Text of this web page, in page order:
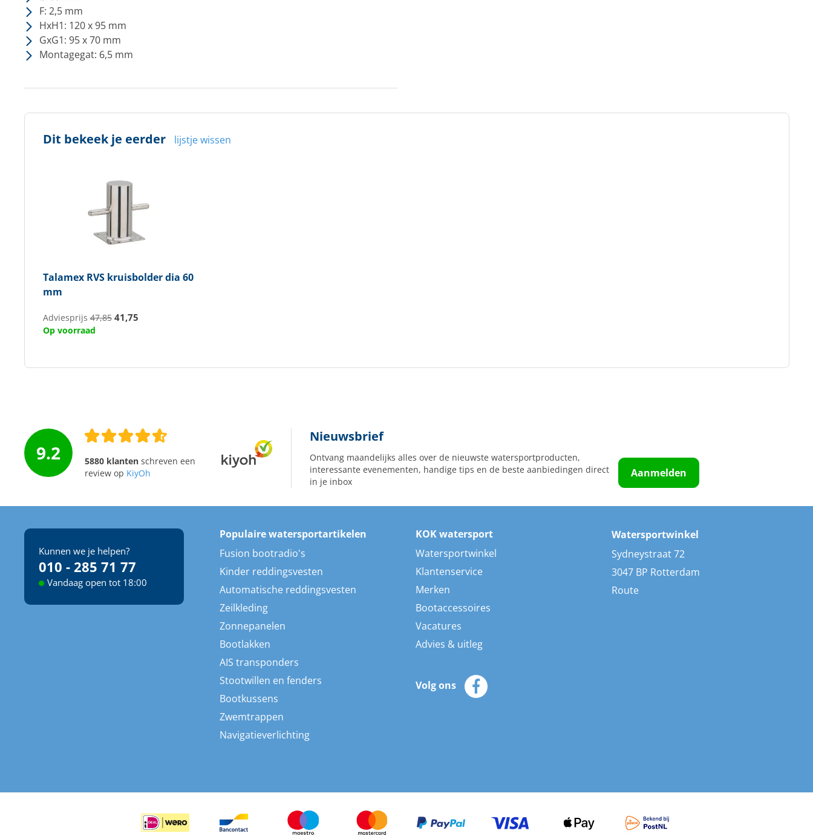
F: 2,5 mm
HxH1: 120 x 95 mm
GxG1: 95 x 70 mm
Montagegat: 6,5 mm
Dit bekeek je eerder lijstje wissen
TalamexRVS kruisbolder dia 60
mm
Adviesprijs47,85 41,75
Op voorraad
9.2 5880 klantenschreven een
review op KiyOh
Nieuwsbrief
Ontvang maandelijks alles over de nieuwste watersportproducten,
interessante evenementen, handige tips en de beste aanbiedingen direct
in je inbox
Aanmelden
Kunnen we je helpen?
010 - 285 71 77
Vandaag open tot 18:00
Populaire watersportartikelen
Fusion bootradio's
Kinder reddingsvesten
Automatische reddingsvesten
Zeilkleding
Zonnepanelen
Bootlakken
AIS transponders
Stootwillen en fenders
Bootkussens
Zwemtrappen
Navigatieverlichting
KOK watersport
Watersportwinkel
Klantenservice
Merken
Bootaccessoires
Vacatures
Advies & uitleg
Volg ons
Watersportwinkel
Sydneystraat 72
3047 BP Rotterdam
Route